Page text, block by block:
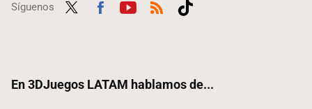
Síguenos
En 3DJuegos LATAM hablamos de...